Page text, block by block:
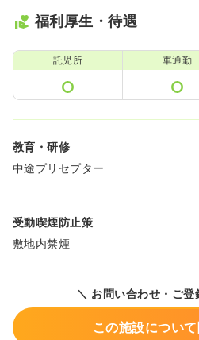
福利厚生・待遇
託児所 車通勤
教育・研修
中途プリセプター
受動喫煙防止策
敷地内禁煙
＼ お問い合わせ・ご登
この施設につい